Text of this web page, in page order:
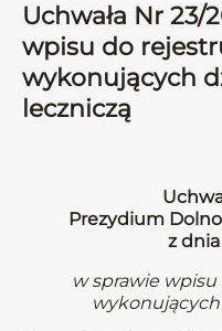
Uchwała Nr 23/
wpisu do
wykonujących
leczniczą
Prezydium
z dnia
w sprawie
wykonujących